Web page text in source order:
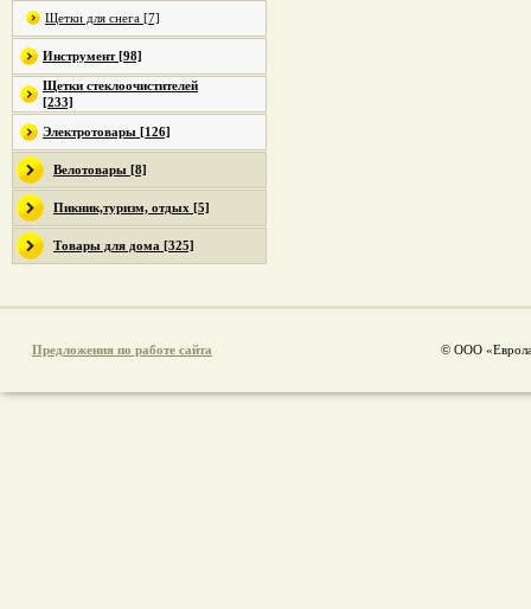
Щетки для снега [7]
Инструмент [98]
Щетки стеклоочистителей
[233]
Электротовары [126]
Велотовары [8]
Пикник,туризм, отдых [5]
Товары для дома [325]
Предложения по работе сайта © ООО